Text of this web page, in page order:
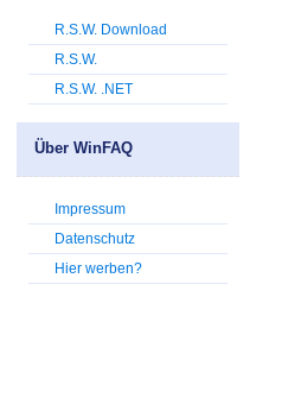
R.S.W. Download
R.S.W.
R.S.W. .NET
Über WinFAQ
Impressum
Datenschutz
Hier werben?